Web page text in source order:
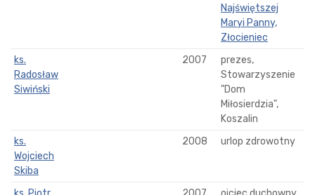
Najświętszej
Maryi Panny,
Złocieniec
ks.
Radosław
Siwiński
2007
prezes,
Stowarzyszenie
"Dom
Miłosierdzia",
Koszalin
ks.
Wojciech
Skiba
2008 urlop zdrowotny